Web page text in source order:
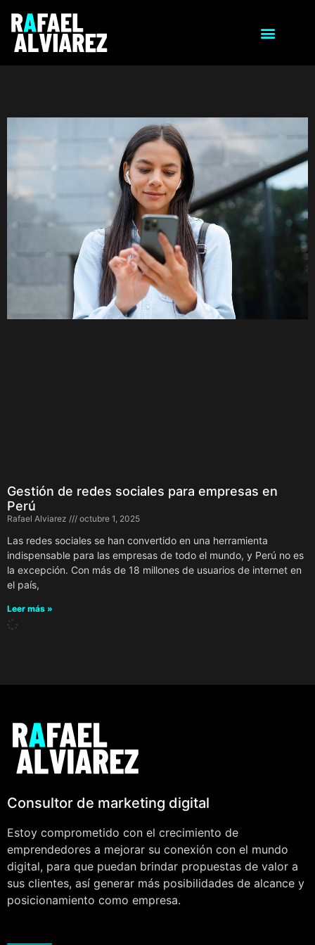
Gestión de redes sociales para empresas en
Perú
Rafael Alviarez octubre 1, 2025
Las redes sociales se han convertido en una herramienta
indispensable para las empresas de todo el mundo, y Perú no es
la excepción. Con más de 18 millones de usuarios de internet en
el país,
Leer más »
Consultor de marketing digital
Estoy comprometido con el crecimiento de
emprendedores a mejorar su conexión con el mundo
digital, para que puedan brindar propuestas de valor a
sus clientes, así generar más posibilidades de alcance y
posicionamiento como empresa.